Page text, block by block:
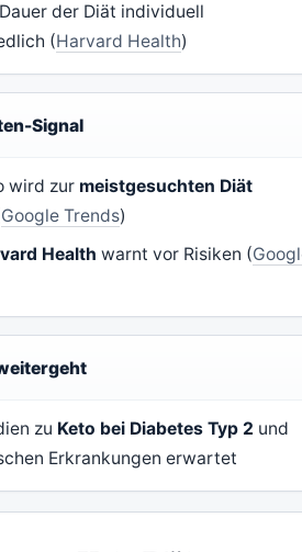
der Diät individuell
(Harvard Health)
Signal
wird zur meistgesuchten Diät
Google Trends)
Health warnt vor Risiken (
zu Keto bei Diabetes Typ 2 und
Erkrankungen erwartet